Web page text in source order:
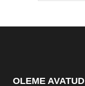
OLEME AVATUD